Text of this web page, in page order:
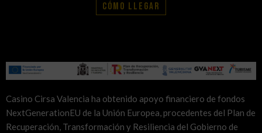
Cómo llegar
Casino Cirsa Valencia ha obtenido apoyo financiero de fondos
NextGenerationEU de la Unión Europea, procedentes del Plan de
Recuperación, Transformación y Resiliencia del Gobierno de